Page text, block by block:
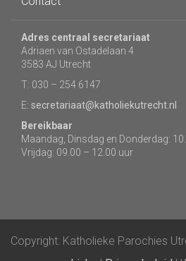
Adres centraal secretariaat
Adriaen van Ostadelaan 4
3583 AJ Utrecht
T: 030 – 254 6147
E: secretariaat@katholiekutrecht.nl
Bereikbaar
Maandag, Dinsdag en Donderdag:
Vrijdag: 09.00 – 12.00 uur
Copyright: Katholieke Parochies